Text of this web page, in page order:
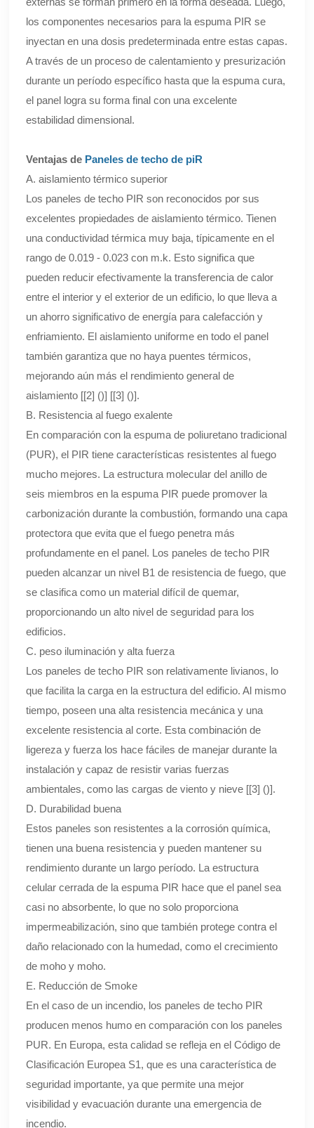
los componentes necesarios para la espuma PIR se
inyectan en una dosis predeterminada entre estas capas.
A través de un proceso de calentamiento y presurización
durante un período específico hasta que la espuma cura,
el panel logra su forma final con una excelente
estabilidad dimensional.
Ventajas de Paneles de techo de piR
A. aislamiento térmico superior
Los paneles de techo PIR son reconocidos por sus
excelentes propiedades de aislamiento térmico. Tienen
una conductividad térmica muy baja, típicamente en el
rango de 0.019 - 0.023 con m.k. Esto significa que
pueden reducir efectivamente la transferencia de calor
entre el interior y el exterior de un edificio, lo que lleva a
un ahorro significativo de energía para calefacción y
enfriamiento. El aislamiento uniforme en todo el panel
también garantiza que no haya puentes térmicos,
mejorando aún más el rendimiento general de
aislamiento [[2] ()] [[3] ()].
B. Resistencia al fuego exalente
En comparación con la espuma de poliuretano tradicional
(PUR), el PIR tiene características resistentes al fuego
mucho mejores. La estructura molecular del anillo de
seis miembros en la espuma PIR puede promover la
carbonización durante la combustión, formando una capa
protectora que evita que el fuego penetra más
profundamente en el panel. Los paneles de techo PIR
pueden alcanzar un nivel B1 de resistencia de fuego, que
se clasifica como un material difícil de quemar,
proporcionando un alto nivel de seguridad para los
edificios.
C. peso iluminación y alta fuerza
Los paneles de techo PIR son relativamente livianos, lo
que facilita la carga en la estructura del edificio. Al mismo
tiempo, poseen una alta resistencia mecánica y una
excelente resistencia al corte. Esta combinación de
ligereza y fuerza los hace fáciles de manejar durante la
instalación y capaz de resistir varias fuerzas
ambientales, como las cargas de viento y nieve [[3] ()].
D. Durabilidad buena
Estos paneles son resistentes a la corrosión química,
tienen una buena resistencia y pueden mantener su
rendimiento durante un largo período. La estructura
celular cerrada de la espuma PIR hace que el panel sea
casi no absorbente, lo que no solo proporciona
impermeabilización, sino que también protege contra el
daño relacionado con la humedad, como el crecimiento
de moho y moho.
E. Reducción de Smoke
En el caso de un incendio, los paneles de techo PIR
producen menos humo en comparación con los paneles
PUR. En Europa, esta calidad se refleja en el Código de
Clasificación Europea S1, que es una característica de
seguridad importante, ya que permite una mejor
visibilidad y evacuación durante una emergencia de
incendio.